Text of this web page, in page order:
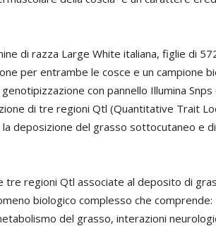
di razza Large White italiana, figlie di
per entrambe le cosce e un campione
con pannello Illumina Snps
di tre regioni Qtl (Quantitative Trait
deposizione del grasso sottocutaneo e
tre regioni Qtl associate al deposito di
biologico complesso che comprende:
del grasso, interazioni